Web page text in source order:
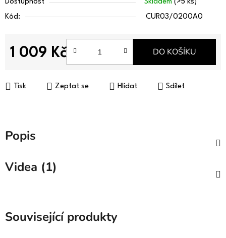
Dostupnost Skladem (>5 ks)
Kód:
CUR03/0200A0
1 009 Kč DO KOŠÍKU
Tisk Zeptat se Hlídat Sdílet
Popis
Videa (1)
Související produkty